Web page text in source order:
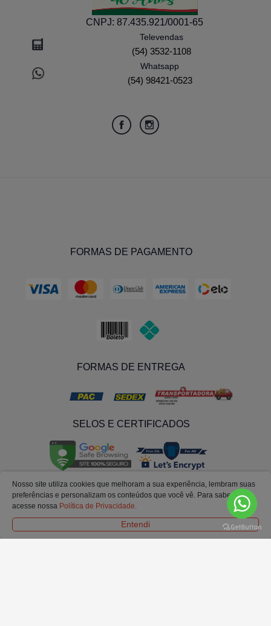
CNPJ: 87.435.921/0001-65
Televendas
(54) 3532-1108
Whatsapp
(54) 98421-0523
FORMAS DE PAGAMENTO
FORMAS DE ENTREGA
SELOS E CERTIFICADOS
Nosso site utiliza cookies que melhoram a sua experiência, lembram suas
preferências e personalizam os conteúdos que você vê. Para saber mais
acesse nossa Política de Privacidade.
Entendi